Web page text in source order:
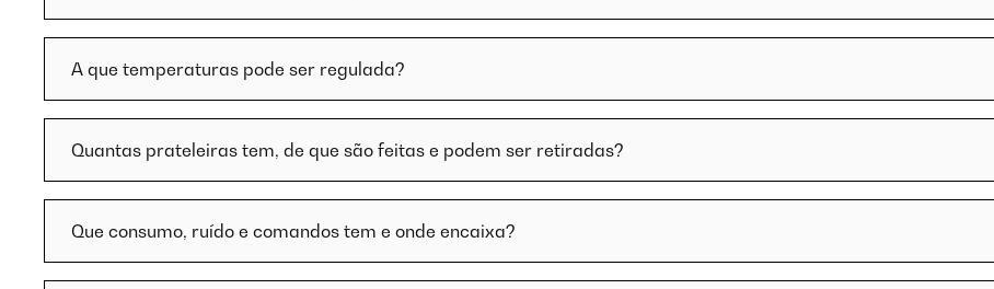
A que temperaturas pode ser regulada?
Quantas prateleiras tem, de que são feitas e podem ser retiradas?
Que consumo, ruído e comandos tem e onde encaixa?